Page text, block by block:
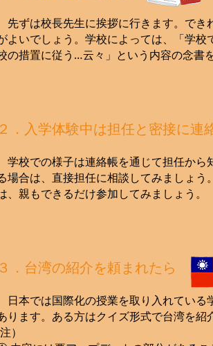
先ずは校長先生に挨拶に行きます。で
よいでしょう。学校によっては、「学
の措置に従う…云々」という内容の念書
２．入学体験中は担任と密接に連
学校での様子は連絡帳を通じて担任から
場合は、直接担任に相談してみましょ
、親もできるだけ参加してみましょう。
３．台湾の紹介を頼まれたら
日本では国際化の授業を取り入れてい
ります。ある方はクイズ形式で台湾を紹
）